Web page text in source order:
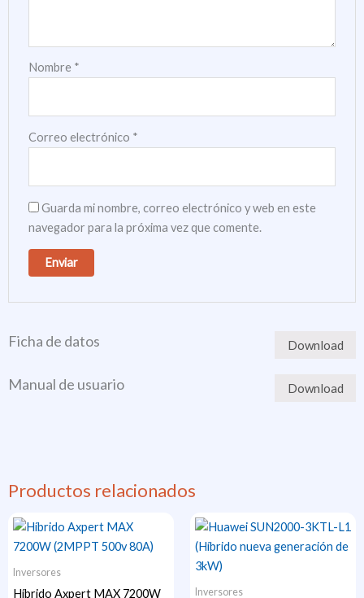
Nombre *
Correo electrónico *
Guarda mi nombre, correo electrónico y web en este
navegador para la próxima vez que comente.
Ficha de datos Download
Manual de usuario Download
Productos relacionados
Inversores
Híbrido Axpert MAX 7200W
Inversores